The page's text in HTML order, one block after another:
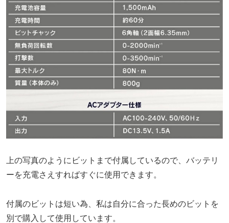
上の写真のようにビットまで付属しているので、バッテリ
ーを充電さえすればすぐに使用できます。
付属のビットは短い為、私は自分に合った長めのビットを
別で購入して使用しています。